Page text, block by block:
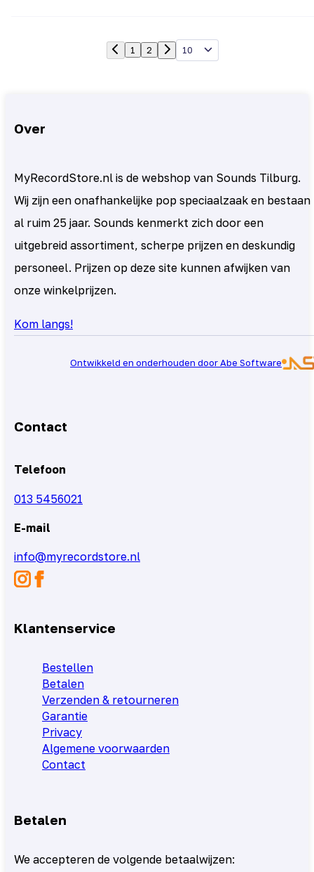
1 2 10
Over
MyRecordStore.nl is de webshop van Sounds Tilburg.
Wij zijn een onafhankelijke pop speciaalzaak en bestaan
al ruim 25 jaar. Sounds kenmerkt zich door een
uitgebreid assortiment, scherpe prijzen en deskundig
personeel. Prijzen op deze site kunnen afwijken van
onze winkelprijzen.
Kom langs!
Ontwikkeld en onderhouden door Abe Software
Contact
Telefoon
013 5456021
E-mail
info@myrecordstore.nl
Klantenservice
Bestellen
Betalen
Verzenden & retourneren
Garantie
Privacy
Algemene voorwaarden
Contact
Betalen
We accepteren de volgende betaalwijzen: